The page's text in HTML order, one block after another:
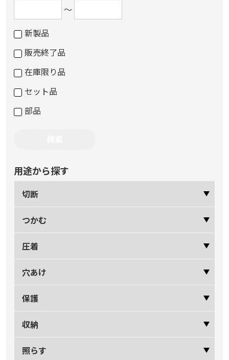
～
新製品
販売終了品
在庫限り品
セット品
部品
用途から探す
切断
つかむ
圧着
穴あけ
保護
収納
照らす